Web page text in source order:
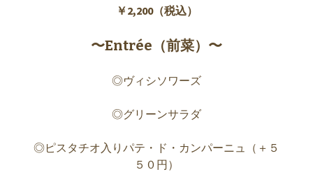
￥2,200（税込）
〜Entrée（前菜）〜
◎ヴィシソワーズ
◎グリーンサラダ
◎ピスタチオ入りパテ・ド・カンパーニュ（＋５
５０円）